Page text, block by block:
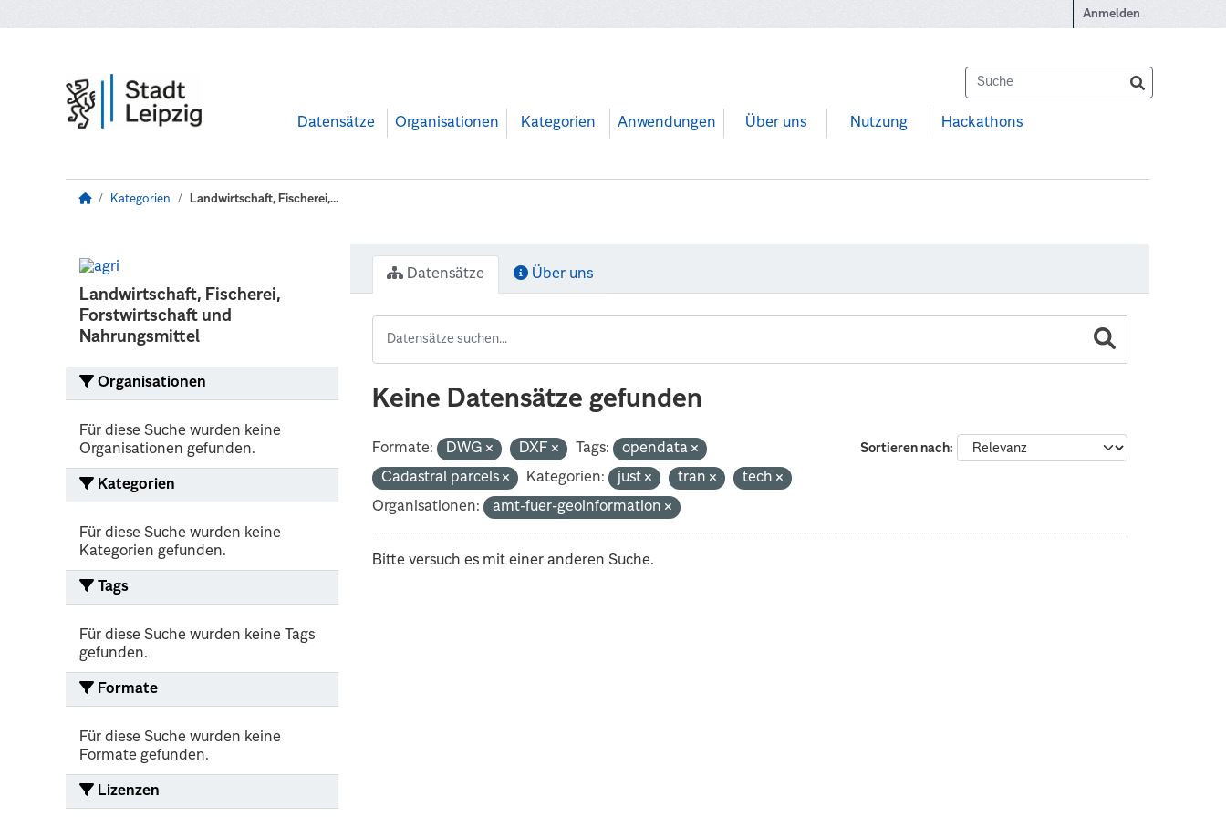
Anmelden
Datensätze Organisationen Kategorien Anwendungen Über uns Nutzung Hackathons
Kategorien Landwirtschaft, Fischerei,...
Landwirtschaft, Fischerei,
Forstwirtschaft und
Nahrungsmittel
Organisationen
Für diese Suche wurden keine
Organisationen gefunden.
Kategorien
Für diese Suche wurden keine
Kategorien gefunden.
Tags
Für diese Suche wurden keine Tags
gefunden.
Formate
Für diese Suche wurden keine
Formate gefunden.
Lizenzen
Datensätze Über uns
Keine Datensätze gefunden
Sortieren nach
Formate: DWG DXF Tags:
opendata
Cadastral parcels
Kategorien: just tran
tech
Organisationen:
amt-fuer-geoinformation
Bitte versuch es mit einer anderen Suche.